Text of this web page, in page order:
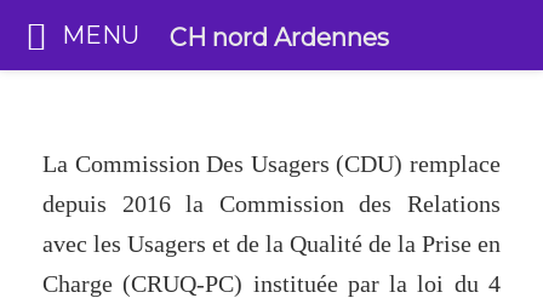
La Commission Des Usagers (CDU) remplace
depuis 2016 la Commission des Relations
avec les Usagers et de la Qualité de la Prise en
Charge (CRUQ-PC) instituée par la loi du 4
MENU CH nord Ardennes